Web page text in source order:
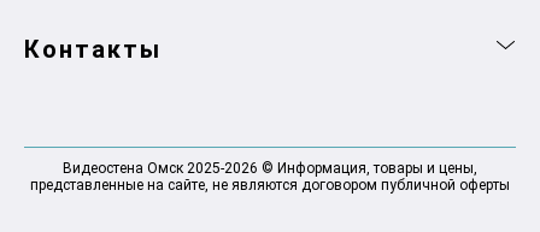
Контакты
Видеостена Омск 2025-2026 © Информация, товары и цены,
представленные на сайте, не являются договором публичной оферты